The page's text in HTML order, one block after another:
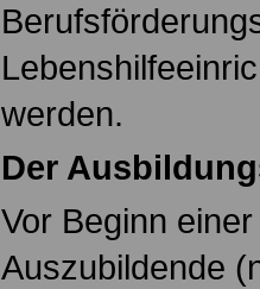
werden.
Der
Vor Beginn
Auszubildende